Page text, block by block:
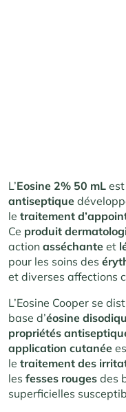
L’Eosine 2% 50 mL
antiseptique
le traitement
Ce produit
action asséchante et
pour les soins des
et diverses affections
L’Eosine Cooper se
base d’éosine
propriétés
application cutanée
le traitement des
les fesses rouges des
superficielles